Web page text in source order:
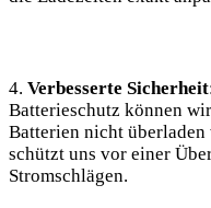
4. Verbesserte Sicherheit
Batterieschutz können
Batterien nicht
schützt uns ​vor einer
Stromschlägen.